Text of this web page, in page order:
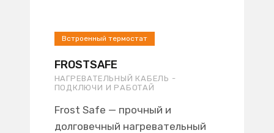
Встроенный термостат
FROSTSAFE
НАГРЕВАТЕЛЬНЫЙ КАБЕЛЬ -
ПОДКЛЮЧИ И РАБОТАЙ
Frost Safe — прочный и
долговечный нагревательный